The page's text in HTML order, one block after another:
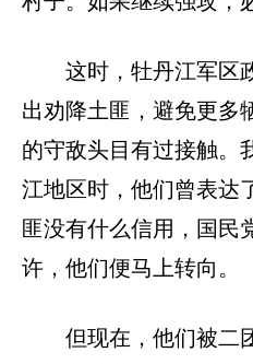
这时，牡丹江军区
出劝降土匪，避免更多
的守敌头目有过接触。
江地区时，他们曾表达
匪没有什么信用，国民
许，他们便马上转向。
但现在，他们被二